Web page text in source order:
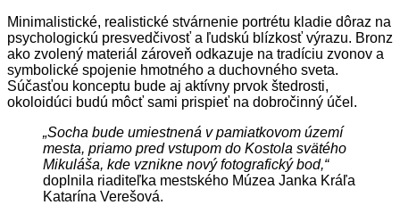
Minimalistické, realistické stvárnenie portrétu kladie dôraz na
psychologickú presvedčivosť a ľudskú blízkosť výrazu. Bronz
ako zvolený materiál zároveň odkazuje na tradíciu zvonov a
symbolické spojenie hmotného a duchovného sveta.
Súčasťou konceptu bude aj aktívny prvok štedrosti,
okoloidúci budú môcť sami prispieť na dobročinný účel.
„Socha bude umiestnená v pamiatkovom území
mesta, priamo pred vstupom do Kostola svätého
Mikuláša, kde vznikne nový fotografický bod,“
doplnila riaditeľka mestského Múzea Janka Kráľa
Katarína Verešová.